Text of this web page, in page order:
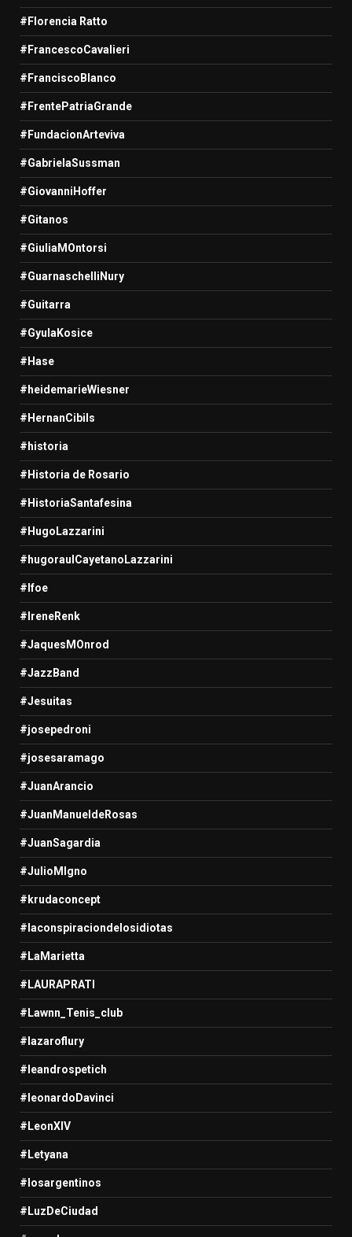
#Florencia Ratto
#FrancescoCavalieri
#FranciscoBlanco
#FrentePatriaGrande
#FundacionArteviva
#GabrielaSussman
#GiovanniHoffer
#Gitanos
#GiuliaMOntorsi
#GuarnaschelliNury
#Guitarra
#GyulaKosice
#Hase
#heidemarieWiesner
#HernanCibils
#historia
#Historia de Rosario
#HistoriaSantafesina
#HugoLazzarini
#hugoraulCayetanoLazzarini
#Ifoe
#IreneRenk
#JaquesMOnrod
#JazzBand
#Jesuitas
#josepedroni
#josesaramago
#JuanArancio
#JuanManueldeRosas
#JuanSagardia
#JulioMIgno
#krudaconcept
#laconspiraciondelosidiotas
#LaMarietta
#LAURAPRATI
#Lawnn_Tenis_club
#lazaroflury
#leandrospetich
#leonardoDavinci
#LeonXIV
#Letyana
#losargentinos
#LuzDeCiudad